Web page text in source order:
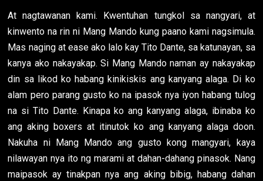
At nagtawanan kami. Kwentuhan tungkol sa nangyari, at
kinwento na rin ni Mang Mando kung paano kami nagsimula.
Mas naging at ease ako lalo kay Tito Dante, sa katunayan, sa
kanya ako nakayakap. Si Mang Mando naman ay nakayakap
din sa likod ko habang kinikiskis ang kanyang alaga. Di ko
alam pero parang gusto ko na ipasok nya iyon habang tulog
na si Tito Dante. Kinapa ko ang kanyang alaga, ibinaba ko
ang aking boxers at itinutok ko ang kanyang alaga doon.
Nakuha ni Mang Mando ang gusto kong mangyari, kaya
nilawayan nya ito ng marami at dahan-dahang pinasok. Nang
maipasok ay tinakpan nya ang aking bibig, habang dahan